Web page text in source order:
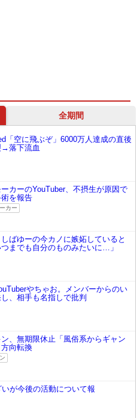
全期間
「空に飛ぶぞ」6000万人達成の直後
→落下流血
カーのYouTuber、不摂生が原因で
を報告
カー
ばゆーの今カノに嫉妬していると
までも自分のものみたいに…」
やちゃお。メンバーからのい
、相手も名指しで批判
、無期限休止「風俗系からギャン
向転換
が今後の活動について報